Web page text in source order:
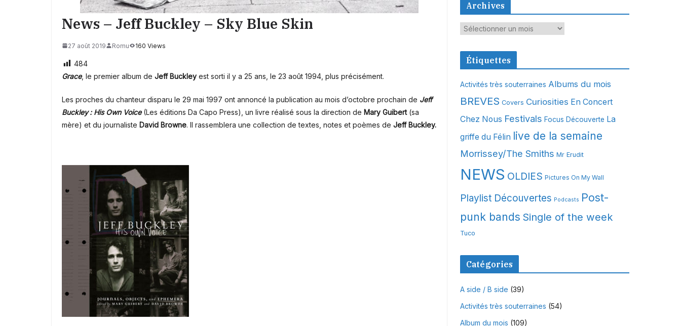
News – Jeff Buckley – Sky Blue Skin
27 août 2019 Romu 160 Views
484
Grace, le premier album de Jeff Buckley est sorti il y a 25 ans, le 23 août 1994, plus précisément.
Les proches du chanteur disparu le 29 mai 1997 ont annoncé la publication au mois d’octobre prochain de Jeff
Buckley : His Own Voice(Les éditions Da Capo Press), un livre réalisé sous la direction de Mary Guibert(sa
mère) et du journaliste David Browne. Il rassemblera une collection de textes, notes et poèmes de Jeff Buckley.
Archives
A
c
e
s
Étiquettes
Activités très souterraines Albums du mois
BREVES Covers Curiosities En Concert
Chez Nous Festivals Focus Découverte La
griffe du Félin live de la semaine
Morrissey/The Smiths Mr Erudit
NEWS OLDIES Pictures On My Wall
Playlist Découvertes Podcasts Post-
punk bands Single of the week
Tuco
Catégories
A side / B side (39)
Activités très souterraines (54)
Album du mois (109)